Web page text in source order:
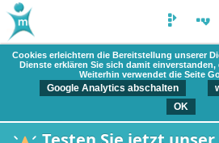
Cookies erleichtern die Bereitstellung unserer
Dienste erklären Sie sich damit
Weiterhin verwendet die Seite
Google Analytics abschalten
OK